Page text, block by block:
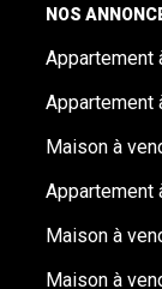
NOS
Appartement
Appartement
Maison à
Appartement
Maison à
Maison à